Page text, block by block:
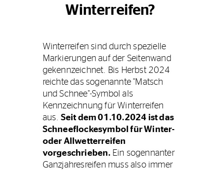
Winterreifen?
Winterreifen sind durch spezielle
Markierungen auf der Seitenwand
gekennzeichnet. Bis Herbst 2024
reichte das sogenannte "Matsch
und Schnee"-Symbol als
Kennzeichnung für Winterreifen
aus. Seit dem 01.10.2024 ist das
Schneeflockesymbol für Winter-
oder Allwetterreifen
vorgeschrieben. Ein sogennanter
Ganzjahresreifen muss also immer